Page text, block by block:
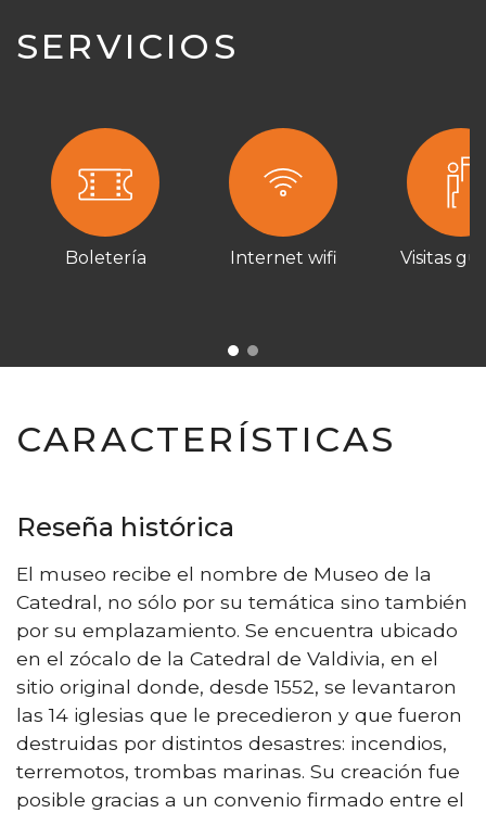
SERVICIOS
Boletería Internet wifi Visitas
CARACTERÍSTICAS
Reseña histórica
El museo recibe el nombre de Museo de la
Catedral, no sólo por su temática sino también
por su emplazamiento. Se encuentra ubicado
en el zócalo de la Catedral de Valdivia, en el
sitio original donde, desde 1552, se levantaron
las 14 iglesias que le precedieron y que fueron
destruidas por distintos desastres: incendios,
terremotos, trombas marinas. Su creación fue
posible gracias a un convenio firmado entre el